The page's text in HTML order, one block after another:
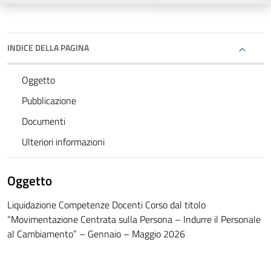
INDICE DELLA PAGINA
Oggetto
Pubblicazione
Documenti
Ulteriori informazioni
Oggetto
Liquidazione Competenze Docenti Corso dal titolo
“Movimentazione Centrata sulla Persona – Indurre il Personale
al Cambiamento” – Gennaio – Maggio 2026